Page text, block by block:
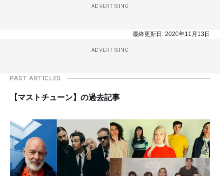
ADVERTISING
最終更新日: 2020年11月13日
ADVERTISING
PAST ARTICLES
【マストチューン】の過去記事